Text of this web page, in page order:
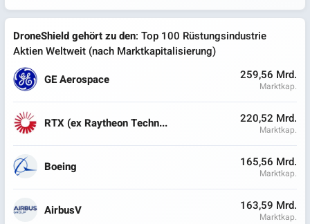
DroneShield gehört zu den: Top 100 Rüstungsindustrie
Aktien Weltweit (nach Marktkapitalisierung)
GE Aerospace
259,56 Mrd.
Marktkap.
RTX (ex Raytheon Techn... 220,52 Mrd.
Marktkap.
Boeing 165,56 Mrd.
Marktkap.
AirbusV 163,59 Mrd.
Marktkap.